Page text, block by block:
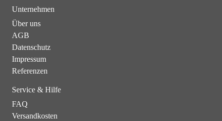
Unternehmen
Über uns
AGB
Datenschutz
Impressum
Referenzen
Service & Hilfe
FAQ
Versandkosten